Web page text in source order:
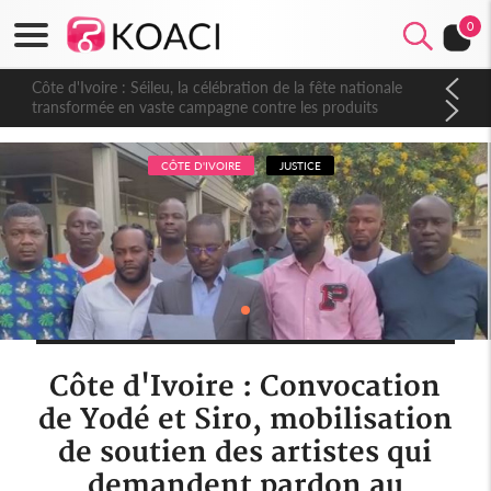
0
Côte d'Ivoire : Séileu, la célébration de la fête nationale
transformée en vaste campagne contre les produits
dépigmentants dangereux
CÔTE D'IVOIRE JUSTICE
Côte d'Ivoire : Convocation
de Yodé et Siro, mobilisation
de soutien des artistes qui